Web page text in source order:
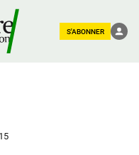
S'ABONNER